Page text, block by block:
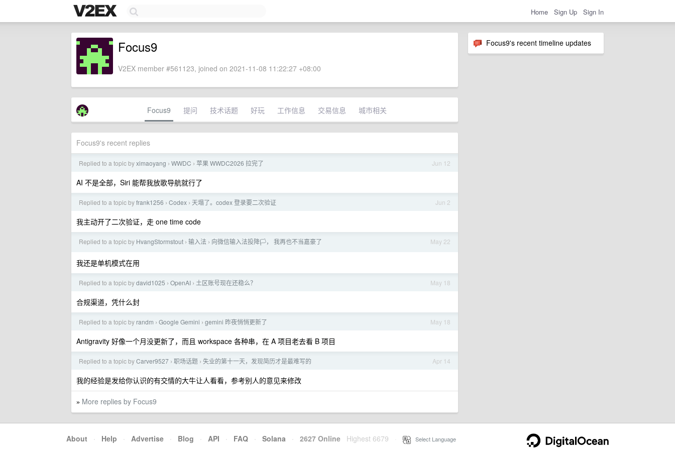
Home Sign Up Sign In
Focus9's recent timeline updates
Focus9
V2EX member #561123, joined on 2021-11-08 11:22:27 +08:00
Focus9 提问 技术话题 好玩 工作信息 交易信息 城市相关
Focus9's recent replies
Jun 12
Replied to a topic byximaoyang › WWDC › 苹果 WWDC2026 拉完了
AI 不是全部，Siri 能帮我放歌导航就行了
Jun 2
Replied to a topic byfrank1256 › Codex › 天塌了。codex 登录要二次验证
我主动开了二次验证，走 one time code
May 22
Replied to a topic by HvangStormstout › 输入法 › 向微信输入法投降🏳️， 我再也不当嘉豪了
我还是单机模式在用
May 18
Replied to a topic bydavid1025 › OpenAI › 土区账号现在还稳么？
合规渠道，凭什么封
May 18
Replied to a topic by randm › Google Gemini › gemini 昨夜悄悄更新了
Antigravity 好像一个月没更新了，而且 workspace 各种串，在 A 项目老去看 B 项目
Apr 14
Replied to a topic byCarver9527 › 职场话题 › 失业的第十一天，发现简历才是最难写的
我的经验是发给你认识的有交情的大牛让人看看，参考别人的意见来修改
» More replies by Focus9
About · Help · Advertise · Blog · API · FAQ · Solana · 2627 Online Highest 6679 Select Language